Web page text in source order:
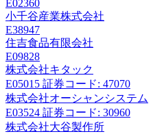
E02360
小千谷産業株式会社
E38947
住吉食品有限会社
E09828
株式会社キタック
E05015 証券コード: 47070
株式会社オーシャンシステム
E03524 証券コード: 30960
株式会社大谷製作所